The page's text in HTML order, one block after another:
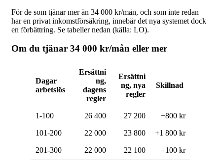
För de som tjänar mer än 34 000 kr/mån, och som inte redan
har en privat inkomstförsäkring, innebär det nya systemet dock
en förbättring. Se tabeller nedan (källa: LO).
Om du tjänar 34 000 kr/mån eller mer
Dagar
arbetslös
Ersättni
ng,
dagens
regler
Ersättni
ng, nya
regler
Skillnad
1-100 26 400 27 200 +800 kr
101-200 22 000 23 800 +1 800 kr
201-300 22 000 22 100 +100 kr